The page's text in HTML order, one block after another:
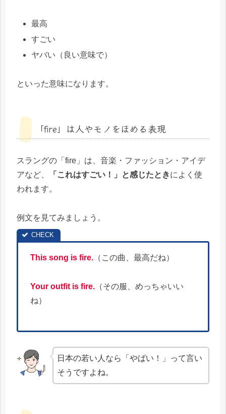
最高
すごい
ヤバい（良い意味で）
といった意味になります。
「fire」は人やモノをほめる表現
スラングの「fire」は、音楽・ファッション・アイデ
アなど、
「これはすごい！」と感じたときによく使
われます。
例文を見てみましょう。
This song is fire. （この曲、最高だね）
Your outfit is fire. （その服、めっちゃいい
ね）
日本の若い人なら「やばい！」って言い
そうですよね。